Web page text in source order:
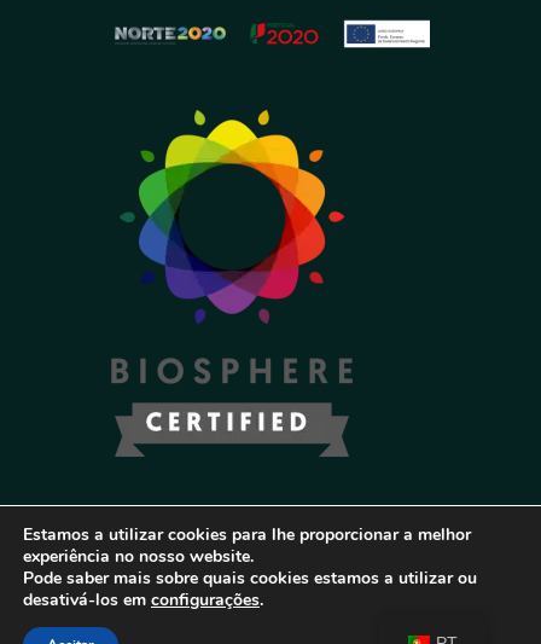
Estamos a utilizar cookies para lhe proporcionar a melhor
experiência no nosso website.
Pode saber mais sobre quais cookies estamos a utilizar ou
desativá-los em configurações.
Reserve Já